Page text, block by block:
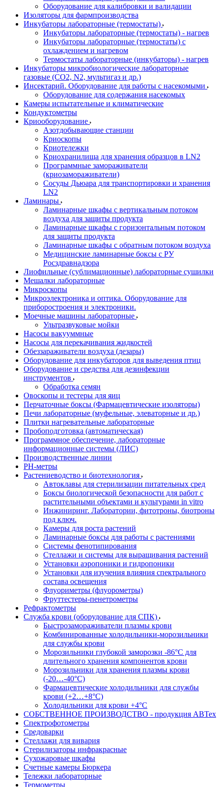
Оборудование для калибровки и валидации
Изоляторы для фармпроизводства
Инкубаторы лабораторные (термостаты)
Инкубаторы лабораторные (термостаты) - нагрев
Инкубаторы лабораторные (термостаты) с
охлаждением и нагревом
Термостаты лабораторные (инкубаторы) - нагрев
Инкубаторы микробиологические лабораторные
газовые (CO2, N2, мультигаз и др.)
Инсектарий. Оборудование для работы с насекомыми
Оборудование для содержания насекомых
Камеры испытательные и климатические
Кондуктометры
Криооборудование
Азотдобывающие станции
Криоскопы
Криотележки
Криохранилища для хранения образцов в LN2
Программные замораживатели
(криозамораживатели)
Сосуды Дьюара для транспортировки и хранения
LN2
Ламинары
Ламинарные шкафы с вертикальным потоком
воздуха для защиты продукта
Ламинарные шкафы с горизонтальным потоком
для защиты продукта
Ламинарные шкафы с обратным потоком воздуха
Медицинские ламинарные боксы с РУ
Росздравнадзора
Лиофильные (сублимационные) лабораторные сушилки
Мешалки лабораторные
Микроскопы
Микроэлектроника и оптика. Оборудование для
приборостроения и электроники.
Моечные машины лабораторные
Ультразвуковые мойки
Насосы вакууммные
Насосы для перекачивания жидкостей
Обеззараживатели воздуха (дезары)
Оборудование для инкубаторов для выведения птиц
Оборудование и средства для дезинфекции
инструментов
Обработка семян
Овоскопы и тестеры для яиц
Перчаточные боксы (Фармацевтические изоляторы)
Печи лабораторные (муфельные, элеваторные и др.)
Плитки нагревательные лабораторные
Пробоподготовка (автоматическая)
Программное обеспечение, лабораторные
информационные системы (ЛИС)
Производственные линии
РH-метры
Растениеводство и биотехнология
Автоклавы для стерилизации питательных сред
Боксы биологической безопасности для работ с
растительными объектами и культурами in vitro
Инжиниринг. Лаборатории, фитотроны, биотроны
под ключ.
Камеры для роста растений
Ламинарные боксы для работы с растениями
Системы фенотипирования
Стеллажи и системы для выращивания растений
Установки аэропоники и гидропоники
Установки для изучения влияния спектрального
состава освещения
Флуориметры (флуорометры)
Фруттестеры-пенетрометры
Рефрактометры
Служба крови (оборудование для СПК)
Быстрозамораживатели плазмы крови
Комбинированные холодильники-морозильники
для службы крови
Морозильники глубокой заморозки -86°С для
длительного хранения компонентов крови
Морозильники для хранения плазмы крови
(-20…-40°С)
Фармацевтические холодильники для службы
крови (+2…+8°С)
Холодильники для крови +4°С
СОБСТВЕННОЕ ПРОИЗВОДСТВО - продукция АВТех
Спектрофотометры
Средоварки
Стеллажи для вивария
Стерилизаторы инфракрасные
Сухожаровые шкафы
Счетные камеры Бюркера
Тележки лабораторные
Термометры